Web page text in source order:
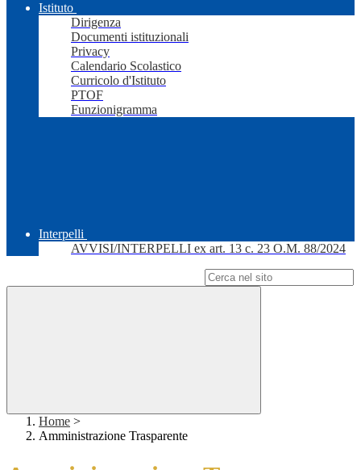
Istituto
Dirigenza
Documenti istituzionali
Privacy
Calendario Scolastico
Curricolo d'Istituto
PTOF
Funzionigramma
Interpelli
AVVISI/INTERPELLI ex art. 13 c. 23 O.M. 88/2024
Home >
Amministrazione Trasparente